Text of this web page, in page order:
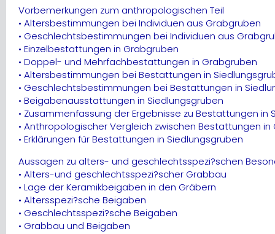
Vorbemerkungen zum anthropologischen Teil
• Altersbestimmungen bei Individuen aus Grabgruben
• Geschlechtsbestimmungen bei Individuen aus
• Einzelbestattungen in Grabgruben
• Doppel- und Mehrfachbestattungen in Grabgruben
• Altersbestimmungen bei Bestattungen in
• Geschlechtsbestimmungen bei Bestattungen in
• Beigabenausstattungen in Siedlungsgruben
• Zusammenfassung der Ergebnisse zu Bestattungen in
• Anthropologischer Vergleich zwischen Bestattungen
• Erklärungen für Bestattungen in Siedlungsgruben
Aussagen zu alters- und geschlechtsspezi?schen
• Alters-und geschlechtsspezi?scher Grabbau
• Lage der Keramikbeigaben in den Gräbern
• Altersspezi?sche Beigaben
• Geschlechtsspezi?sche Beigaben
• Grabbau und Beigaben